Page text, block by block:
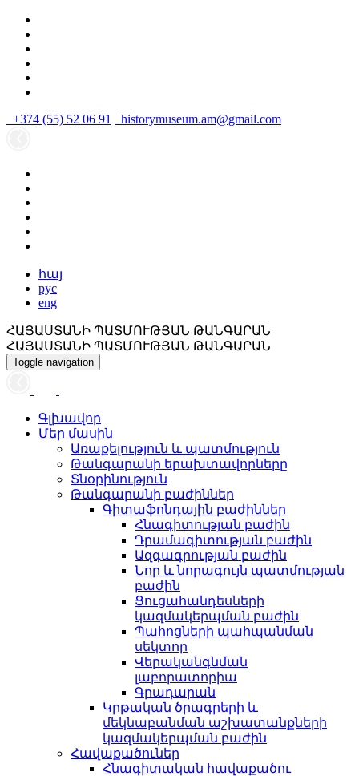
+374 (55) 52 06 91 historymuseum.am@gmail.com
հայ
рус
eng
ՀԱՅԱՍՏԱՆԻ ՊԱՏՄՈՒԹՅԱՆ ԹԱՆԳԱՐԱՆ
ՀԱՅԱՍՏԱՆԻ ՊԱՏՄՈՒԹՅԱՆ ԹԱՆԳԱՐԱՆ
Toggle navigation
Գլխավոր
Մեր մասին
Առաքելություն և պատմություն
Թանգարանի երախտավորները
Տնօրինություն
Թանգարանի բաժիններ
Գիտաֆոնդային բաժիններ
Հնագիտության բաժին
Դրամագիտության բաժին
Ազգագրության բաժին
Նոր և նորագույն պատմության
բաժին
Ցուցահանդեսների
կազմակերպման բաժին
Պահոցների պահպանման
սեկտոր
Վերականգնման
լաբորատորիա
Գրադարան
Կրթական ծրագրերի և
մեկնաբանման աշխատանքների
կազմակերպման բաժին
Հավաքածուներ
Հնագիտական հավաքածու